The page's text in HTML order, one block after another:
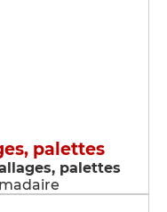
palettes
palettes